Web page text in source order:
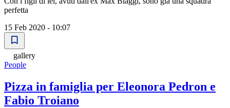
perfetta
15 Feb 2020 - 10:07
gallery
People
Pizza in famiglia per Eleonora Pedron e
Fabio Troiano